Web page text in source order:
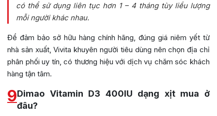
có thể sử dụng liên tục hơn 1 – 4 tháng tùy liều lượng
mỗi người khác nhau.
Để đảm bảo sở hữu hàng chính hãng, đúng giá niêm yết từ
nhà sản xuất, Vivita khuyên người tiêu dùng nên chọn địa chỉ
phân phối uy tín, có thương hiệu với dịch vụ chăm sóc khách
hàng tận tâm.
9Dimao Vitamin D3 400IU dạng xịt mua ở
đâu?